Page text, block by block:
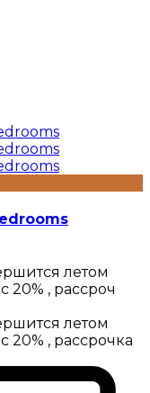
летом
20% , рассроч
летом
20% , рассрочка